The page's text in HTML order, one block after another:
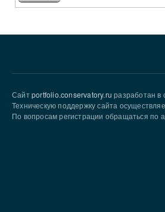
Сайтportfolio.conservatory.ru разработан в
Техническую поддержку сайта
По вопросам регистрации обращаться по